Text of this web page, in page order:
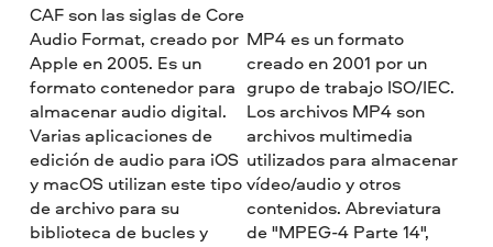
CAF son las siglas de Core
Audio Format, creado por
Apple en 2005. Es un
formato contenedor para
almacenar audio digital.
Varias aplicaciones de
edición de audio para iOS
y macOS utilizan este tipo
de archivo para su
biblioteca de bucles y
MP4 es un formato
creado en 2001 por un
grupo de trabajo ISO/IEC.
Los archivos MP4 son
archivos multimedia
utilizados para almacenar
vídeo/audio y otros
contenidos. Abreviatura
de "MPEG-4 Parte 14",